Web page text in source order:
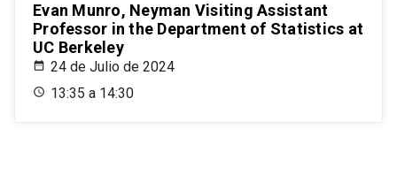
Evan Munro, Neyman Visiting Assistant
Professor in the Department of Statistics at
UC Berkeley
24 de Julio de 2024
13:35 a 14:30